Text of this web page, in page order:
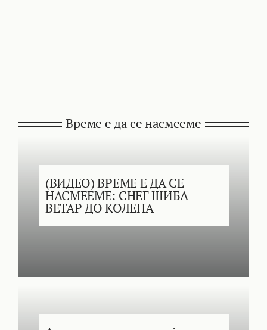
Време е да се насмееме
(ВИДЕО) ВРЕМЕ Е ДА СЕ
НАСМЕЕМЕ: СНЕГ ШИБА –
ВЕТАР ДО КОЛЕНА